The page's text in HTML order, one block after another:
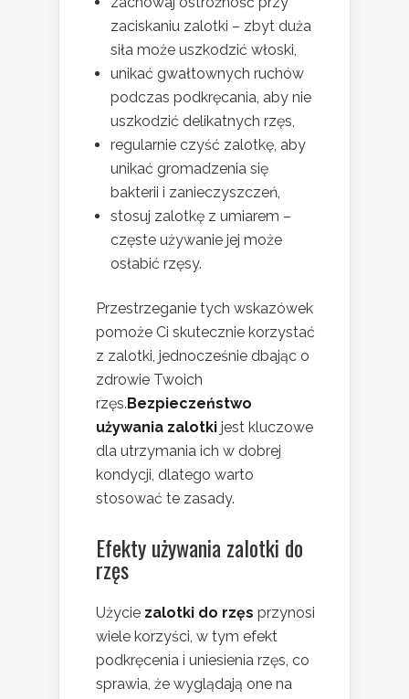
zaciskaniu zalotki – zbyt duża
siła może uszkodzić włoski,
unikać gwałtownych ruchów
podczas podkręcania, aby nie
uszkodzić delikatnych rzęs,
regularnie czyść zalotkę, aby
unikać gromadzenia się
bakterii i zanieczyszczeń,
stosuj zalotkę z umiarem –
częste używanie jej może
osłabić rzęsy.
Przestrzeganie tych wskazówek
pomoże Ci skutecznie korzystać
z zalotki, jednocześnie dbając o
zdrowie Twoich
rzęs.Bezpieczeństwo
używania zalotki jest kluczowe
dla utrzymania ich w dobrej
kondycji, dlatego warto
stosować te zasady.
Efekty używania zalotki do
rzęs
Użycie zalotki do rzęs przynosi
wiele korzyści, w tym efekt
podkręcenia i uniesienia rzęs, co
sprawia, że wyglądają one na